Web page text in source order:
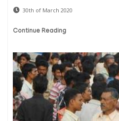
30th of March 2020
Continue Reading